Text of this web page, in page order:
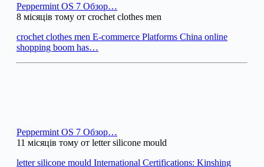
Peppermint OS 7 Обзор…
8 місяців тому от crochet clothes men
crochet clothes men E-commerce Platforms China online
shopping boom has…
Peppermint OS 7 Обзор…
11 місяців тому от letter silicone mould
letter silicone mould International Certifications: Kinshing